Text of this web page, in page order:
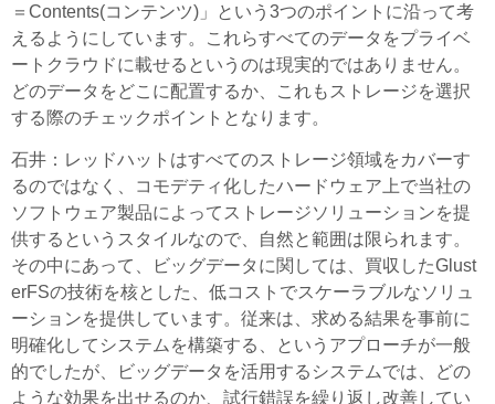
＝Contents(コンテンツ)」という3つのポイントに沿って考
えるようにしています。これらすべてのデータをプライベ
ートクラウドに載せるというのは現実的ではありません。
どのデータをどこに配置するか、これもストレージを選択
する際のチェックポイントとなります。
石井 ：レッドハットはすべてのストレージ領域をカバーす
るのではなく、コモデティ化したハードウェア上で当社の
ソフトウェア製品によってストレージソリューションを提
供するというスタイルなので、自然と範囲は限られます。
その中にあって、ビッグデータに関しては、買収したGlust
erFSの技術を核とした、低コストでスケーラブルなソリュ
ーションを提供しています。従来は、求める結果を事前に
明確化してシステムを構築する、というアプローチが一般
的でしたが、ビッグデータを活用するシステムでは、どの
ような効果を出せるのか、試行錯誤を繰り返し改善してい